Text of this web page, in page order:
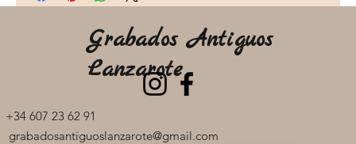
+34 607 23 62 91
grabadosantiguoslanzarote@gmail.com
Grabados Antiguos
Lanzarote